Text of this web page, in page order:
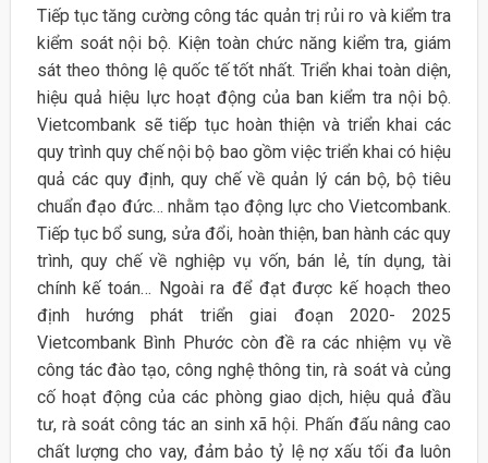
Tiếp tục tăng cường công tác quản trị rủi ro và kiểm tra
kiểm soát nội bộ. Kiện toàn chức năng kiểm tra, giám
sát theo thông lệ quốc tế tốt nhất. Triển khai toàn diện,
hiệu quả hiệu lực hoạt động của ban kiểm tra nội bộ.
Vietcombank sẽ tiếp tục hoàn thiện và triển khai các
quy trình quy chế nội bộ bao gồm việc triển khai có hiệu
quả các quy định, quy chế về quản lý cán bộ, bộ tiêu
chuẩn đạo đức… nhằm tạo động lực cho Vietcombank.
Tiếp tục bổ sung, sửa đổi, hoàn thiện, ban hành các quy
trình, quy chế về nghiệp vụ vốn, bán lẻ, tín dụng, tài
chính kế toán… Ngoài ra để đạt được kế hoạch theo
định hướng phát triển giai đoạn 2020- 2025
Vietcombank Bình Phước còn đề ra các nhiệm vụ về
công tác đào tạo, công nghệ thông tin, rà soát và củng
cố hoạt động của các phòng giao dịch, hiệu quả đầu
tư, rà soát công tác an sinh xã hội. Phấn đấu nâng cao
chất lượng cho vay, đảm bảo tỷ lệ nợ xấu tối đa luôn